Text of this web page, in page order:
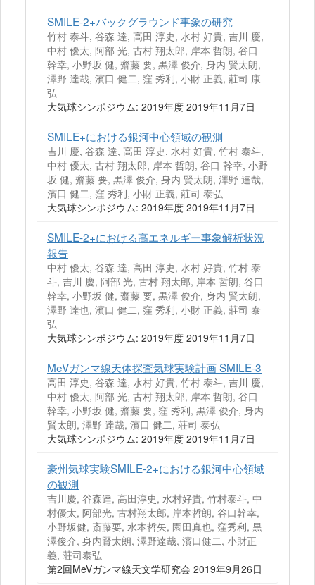
SMILE-2+バックグラウンド事象の研究
竹村 泰斗, 谷森 達, 高田 淳史, 水村 好貴, 吉川 慶,
中村 優太, 阿部 光, 古村 翔太郎, 岸本 哲朗, 谷口
幹幸, 小野坂 健, 齋藤 要, 黒澤 俊介, 身内 賢太朗,
澤野 達哉, 濱口 健二, 窪 秀利, 小財 正義, 莊司 康
弘
大気球シンポジウム: 2019年度 2019年11月7日
SMILE+における銀河中心領域の観測
吉川 慶, 谷森 達, 高田 淳史, 水村 好貴, 竹村 泰斗,
中村 優太, 古村 翔太郎, 岸本 哲朗, 谷口 幹幸, 小野
坂 健, 齋藤 要, 黒澤 俊介, 身内 賢太朗, 澤野 達哉,
濱口 健二, 窪 秀利, 小財 正義, 莊司 泰弘
大気球シンポジウム: 2019年度 2019年11月7日
SMILE-2+における高エネルギー事象解析状況
報告
中村 優太, 谷森 達, 高田 淳史, 水村 好貴, 竹村 泰
斗, 吉川 慶, 阿部 光, 古村 翔太郎, 岸本 哲朗, 谷口
幹幸, 小野坂 健, 齋藤 要, 黒澤 俊介, 身内 賢太朗,
澤野 達也, 濱口 健二, 窪 秀利, 小財 正義, 莊司 泰
弘
大気球シンポジウム: 2019年度 2019年11月7日
MeVガンマ線天体探査気球実験計画 SMILE-3
高田 淳史, 谷森 達, 水村 好貴, 竹村 泰斗, 吉川 慶,
中村 優太, 阿部 光, 古村 翔太郎, 岸本 哲朗, 谷口
幹幸, 小野坂 健, 齋藤 要, 窪 秀利, 黒澤 俊介, 身内
賢太朗, 澤野 達哉, 濱口 健二, 荘司 泰弘
大気球シンポジウム: 2019年度 2019年11月7日
豪州気球実験SMILE-2+における銀河中心領域
の観測
吉川慶, 谷森達, 高田淳史, 水村好貴, 竹村泰斗, 中
村優太, 阿部光, 古村翔太郎, 岸本哲朗, 谷口幹幸,
小野坂健, 斎藤要, 水本哲矢, 園田真也, 窪秀利, 黒
澤俊介, 身内賢太朗, 澤野達哉, 濱口健二, 小財正
義, 荘司泰弘
第2回MeVガンマ線天文学研究会 2019年9月26日